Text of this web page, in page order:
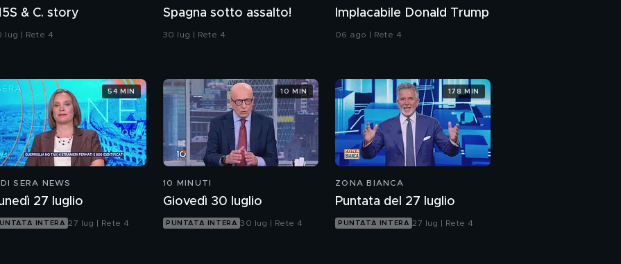
M5S & C. story
lug | Rete 4
Spagna sotto assalto!
30 lug | Rete 4
Implacabile Donald Trump
06 ago | Rete 4
SERA NEWS
27 luglio
INTERA 27 lug | Rete 4
54 MIN
10 MINUTI
Giovedì 30 luglio
PUNTATA INTERA 30 lug | Rete 4
10 MIN
ZONA BIANCA
Puntata del 27 luglio
PUNTATA INTERA 27 lug | Rete 4
178 MIN